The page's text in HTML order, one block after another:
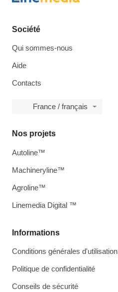
Société
Qui sommes-nous
Aide
Contacts
France / français
Informations
Conditions générales d'utilisation
Politique de confidentialité
Conseils de sécurité
Nos projets
Autoline™
Machineryline™
Agroline™
Linemedia Digital ™